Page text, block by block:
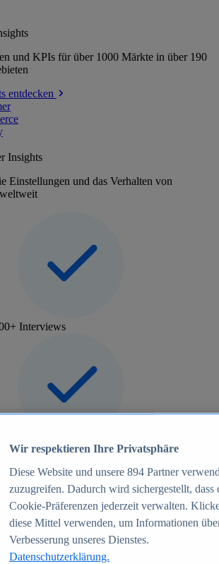
und KPIs für über 1000 Märkte in über 190
entdecken
Insights
Einstellungen und das Verhalten von
Interviews
Marken
entdecken
Insights
zu mehr als 39.000 Online-Shops
Wir respektieren Ihre Privatsphäre
Diese Website und unsere 894 Partner
zuzugreifen. Dadurch wird sichergestellt,
Cookie-Präferenzen jederzeit verwalten.
diese Mittel verwenden, um Informationen
Verbesserung unseres Dienstes.
Datenschutzerklärung.